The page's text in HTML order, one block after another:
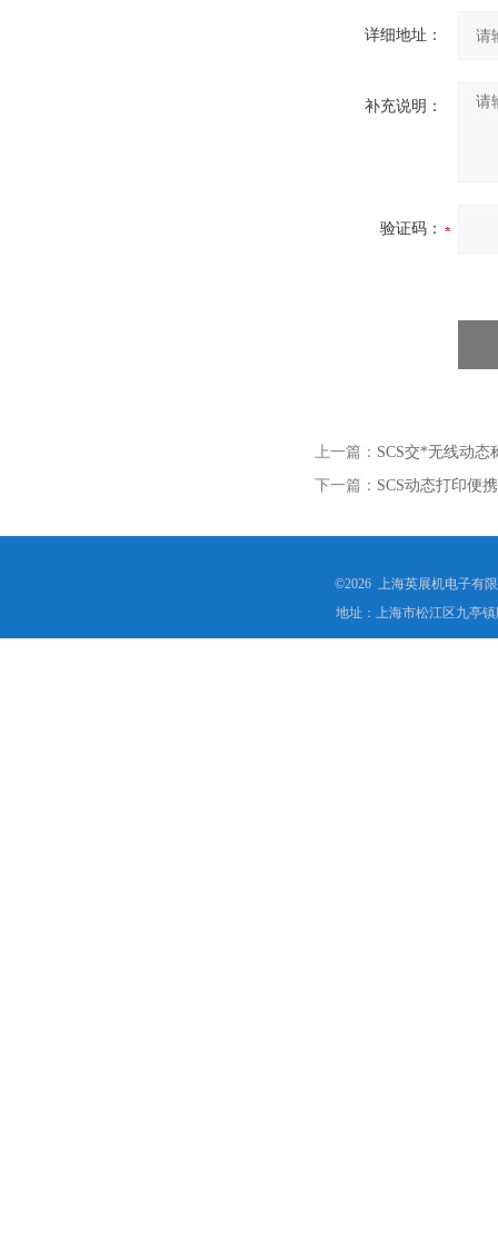
详细地址：
补充说明：
验证码：
上一篇： SCS交*无线动态
下一篇： SCS动态打印便
©2026 上海英展机电子有
地址：上海市松江区九亭镇